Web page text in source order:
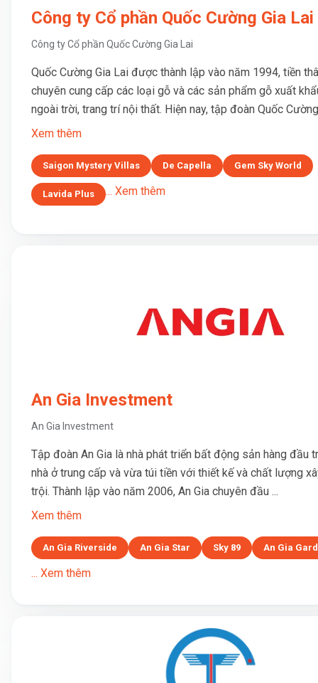
Công ty Cổ phần Quốc Cường Gia Lai
Công ty Cổ phần Quốc Cường Gia Lai
Quốc Cường Gia Lai được thành lập vào năm 1994, tiền
chuyên cung cấp các loại gỗ và các sản phẩm gỗ xuất
ngoài trời, trang trí nội thất. Hiện nay, tập đoàn Quốc Cường
Xem thêm
Saigon Mystery Villas De Capella Gem Sky World
Lavida Plus ... Xem thêm
An Gia Investment
An Gia Investment
Tập đoàn An Gia là nhà phát triển bất động sản hàng đầu
nhà ở trung cấp và vừa túi tiền với thiết kế và chất lượng
trội. Thành lập vào năm 2006, An Gia chuyên đầu ...
Xem thêm
An Gia Riverside An Gia Star Sky 89 An Gia
... Xem thêm